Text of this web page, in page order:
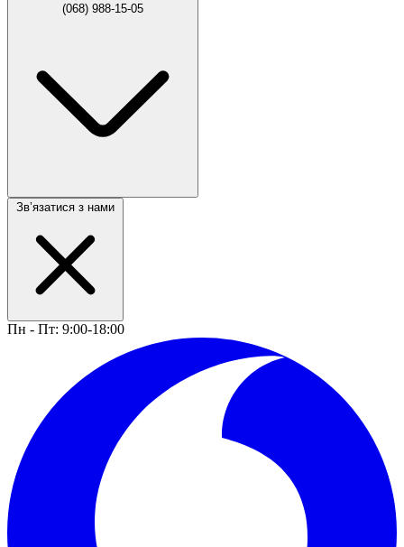
(068) 988-15-05
Звʼязатися з нами
Пн - Пт: 9:00-18:00